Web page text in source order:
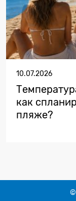
10.07.2026
как
пляже?
©